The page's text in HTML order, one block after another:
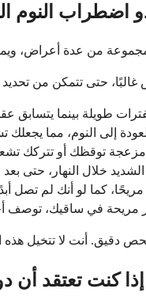
اضطراب النوم
كنت تعتقد أن